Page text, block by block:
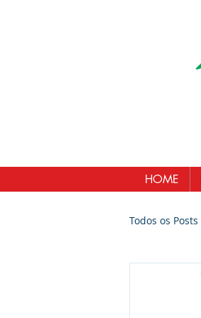
HOME
Todos os Posts